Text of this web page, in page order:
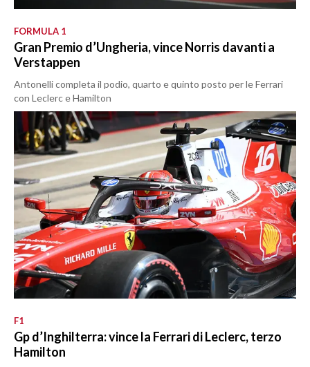
FORMULA 1
Gran Premio d’Ungheria, vince Norris davanti a
Verstappen
Antonelli completa il podio, quarto e quinto posto per le Ferrari
con Leclerc e Hamilton
F1
Gp d’Inghilterra: vince la Ferrari di Leclerc, terzo
Hamilton